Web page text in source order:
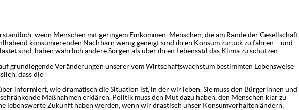
wenn Menschen mit geringem Einkommen, Menschen, die am Rande der Gesellschaft
konsumierenden Nachbarn wenig geneigt sind ihren Konsum zurück zu fahren - und
sind, haben wahrlich andere Sorgen als über ihren Lebensstil das Klima zu schützen.
Veränderungen unserer vom Wirtschaftswachstum bestimmten Lebensweise
dass die
informiert, wie dramatisch die Situation ist, in der wir leben. Sie muss den Bürgerinnen und
Maßnahmen erklären. Politik muss den Mut dazu haben, den Menschen klar zu
lebenswerte Zukunft haben werden, wenn wir drastisch unser Konsumverhalten ändern.